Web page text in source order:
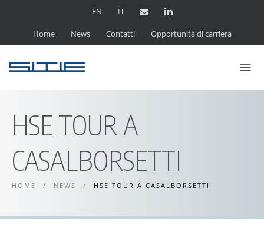
EN IT
Home News Contatti Opportunità di carriera
HSE TOUR A
CASALBORSETTI
HOME / NEWS / HSE TOUR A CASALBORSETTI